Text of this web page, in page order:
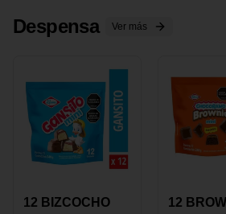
Despensa Ver más
12 BIZCOCHO
12